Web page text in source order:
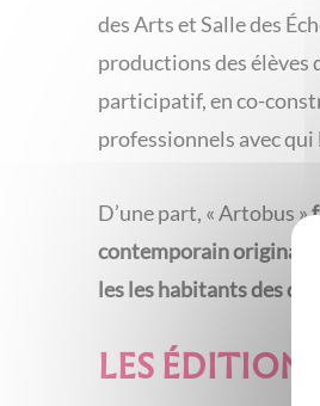
des Arts et Salle des
productions des élèves
participatif, en co-
professionnels avec
D’une part, « Artobus »
contemporain originales
les les habitants des
LES